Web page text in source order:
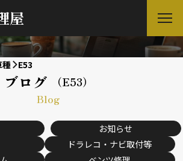
屋
種 E53
ブログ （E53）
Blog
お知らせ
ドラレコ・ナビ取付等